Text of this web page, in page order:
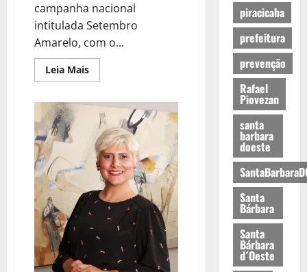
campanha nacional
intitulada Setembro
Amarelo, com o...
Leia Mais
piracicaba
prefeitura
prevenção
Rafael
Piovezan
santa
barbara
doeste
Santa
Bárbara
Santa
Bárbara
d´Oeste